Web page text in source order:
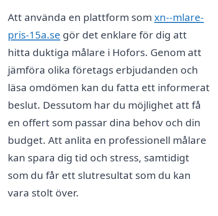
Att använda en plattform som xn--mlare-
pris-15a.se gör det enklare för dig att
hitta duktiga målare i Hofors. Genom att
jämföra olika företags erbjudanden och
läsa omdömen kan du fatta ett informerat
beslut. Dessutom har du möjlighet att få
en offert som passar dina behov och din
budget. Att anlita en professionell målare
kan spara dig tid och stress, samtidigt
som du får ett slutresultat som du kan
vara stolt över.